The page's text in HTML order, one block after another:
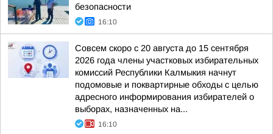
безопасности
16:10
Совсем скоро с 20 августа до 15 сентября
2026 года члены участковых избирательных
комиссий Республики Калмыкия начнут
подомовые и поквартирные обходы с целью
адресного информирования избирателей о
выборах, назначенных на...
16:10